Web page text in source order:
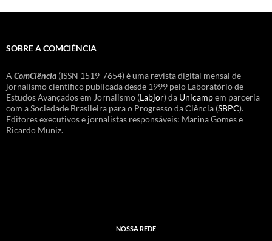
SOBRE A COMCIÊNCIA
A ComCiência (ISSN 1519-7654) é uma revista digital mensal de
jornalismo científico publicada desde 1999 pelo Laboratório de
Estudos Avançados em Jornalismo (Labjor) da Unicampem parceria
com a Sociedade Brasileira para o Progresso da Ciência (SBPC).
Editores executivos e jornalistas responsáveis: Marina Gomes e
Ricardo Muniz.
NOSSA REDE